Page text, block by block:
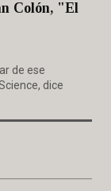
Colón, "El
de ese
dice